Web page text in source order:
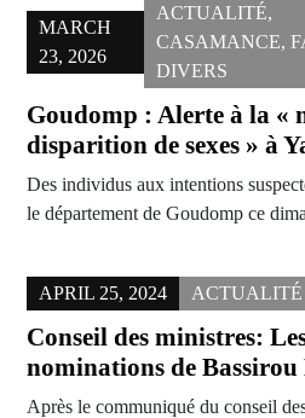
MARCH
23, 2026
ACTUALITÉ,
CASAMANCE,
DIVERS
Goudomp : Alerte à la «
disparition de sexes » à
Des individus aux intentions
le département de Goudomp ce
APRIL 25, 2024 ACTUALITÉ
Conseil des ministres:
nominations de Bassirou
Après le communiqué du conseil